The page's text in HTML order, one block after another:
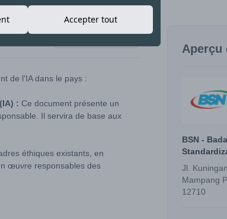
Copier le lien
de l'IA dans le pays :
: Ce document présente un
Il servira de base aux
éthiques existants, en
œuvre responsables des
Aperçu
BSN -
Jl.
Mampang
12710
Accepter tout